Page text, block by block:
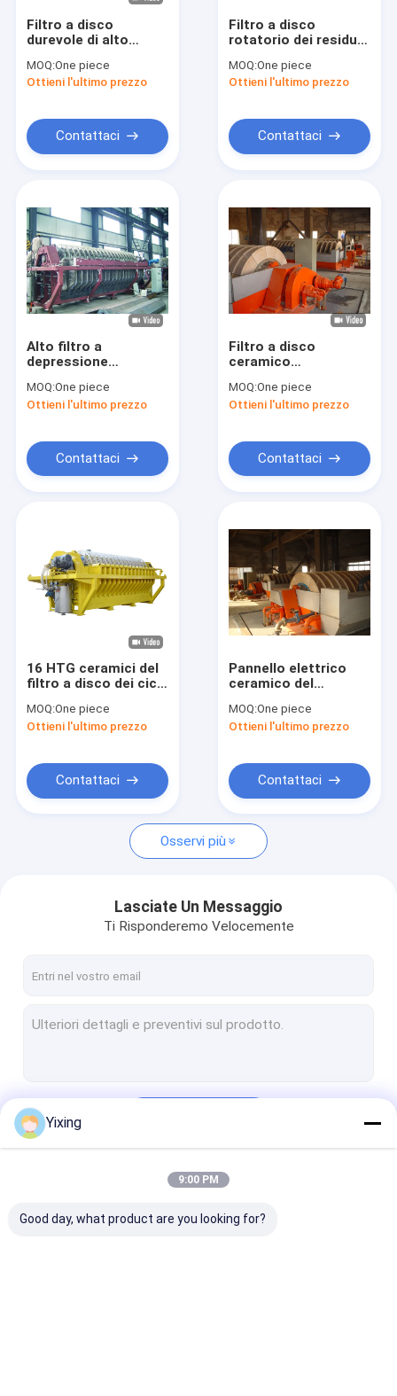
Circa noi
Giro della fabbrica
Filtro a depressione ceramico
Filtro a depressione del disco
filtro a disco di vuoto
Filtro a disco rotatorio
Filtro a disco ceramico di vuoto
Filtro a disco
durevole di alto
rotatorio del filtro a
depressione buon
MOQ:One piece
Ottieni l'ultimo prezzo
Contattaci
Filtro a disco
rotatorio dei residui
risparmio energetico
del sistema di
vuoto
MOQ:One piece
Ottieni l'ultimo prezzo
Contattaci
Alto filtro a
depressione
30m2, micro filtro
ceramico poroso
MOQ:One piece
Ottieni l'ultimo prezzo
Contattaci
Filtro a disco
ceramico
automatico per la
separazione di solido
MOQ:One piece
Ottieni l'ultimo prezzo
Contattaci
16 HTG ceramici del
filtro a disco dei cicli
asciugamento della
parte incastrata di
MOQ:One piece
Ottieni l'ultimo prezzo
Contattaci
Pannello elettrico
ceramico del
del filtro a disco di
vuoto di 100 m2 con
MOQ:One piece
Ottieni l'ultimo prezzo
Contattaci
Osservi più
Lasciate Un Messaggio
Ti Risponderemo Velocemente
Yixing
9:00 PM
Good day, what product are you looking for?